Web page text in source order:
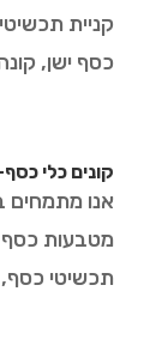
קניית
כסף ישן,
קונים כלי
אנו מתמחים
מטבעות כסף
תכשיטי כסף,